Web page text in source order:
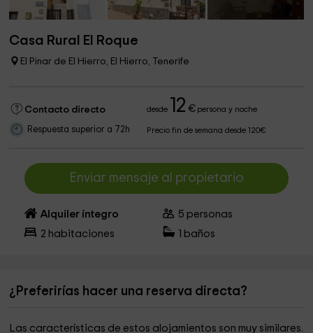
Casa Rural El Roque
El Pinar de El Hierro, El Hierro, Tenerife
Contacto directo desde 12 €persona y noche
Respuesta superior a 72h Precio fin de semana desde 120€
Enviar mensaje al propietario
Alquiler íntegro 5 personas
2 habitaciones baños
¿Preferirías hacer una reserva directa?
Las características de estos alojamientos son muy similares.